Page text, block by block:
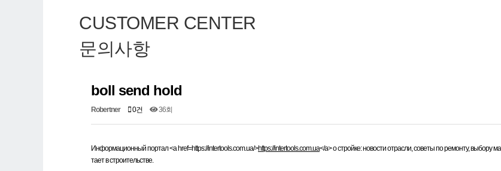
CUSTOMER CENTER
문의사항
boll send hold
Robertner 0건 36회
Информационный портал <a href=https://intertools.com.ua/>https://intertools.com.ua</a> о стройке: новости отрасли, советы по ремонту, выбору
тает в строительстве.